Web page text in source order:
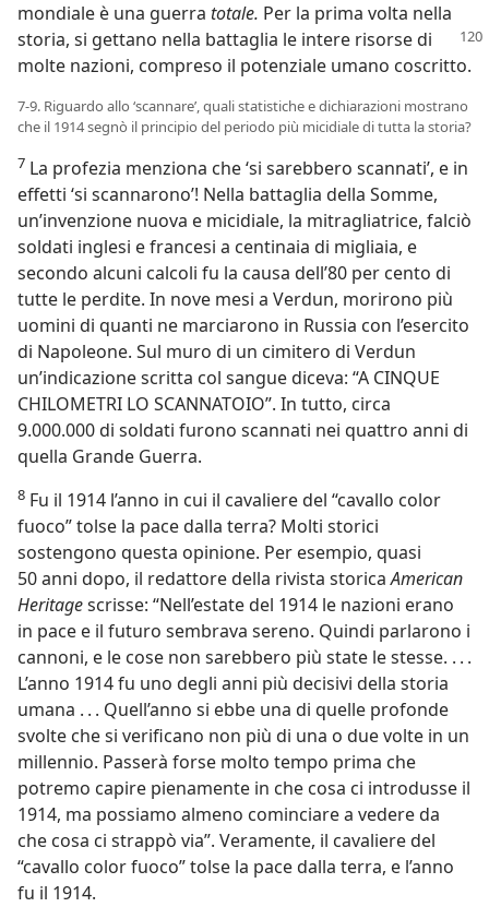
mondiale è una guerra totale. Per la prima volta nella
storia, si gettano nella battaglia le intere risorse di
molte nazioni, compreso il potenziale umano coscritto.
7-9. Riguardo allo ‘scannare’, quali statistiche e dichiarazioni mostrano
che il 1914 segnò il principio del periodo più micidiale di tutta la storia?
7 La profezia menziona che ‘si sarebbero scannati’, e in
effetti ‘si scannarono’! Nella battaglia della Somme,
un’invenzione nuova e micidiale, la mitragliatrice, falciò
soldati inglesi e francesi a centinaia di migliaia, e
secondo alcuni calcoli fu la causa dell’80 per cento di
tutte le perdite. In nove mesi a Verdun, morirono più
uomini di quanti ne marciarono in Russia con l’esercito
di Napoleone. Sul muro di un cimitero di Verdun
un’indicazione scritta col sangue diceva: “A CINQUE
CHILOMETRI LO SCANNATOIO”. In tutto, circa
9.000.000 di soldati furono scannati nei quattro anni di
quella Grande Guerra.
8 Fu il 1914 l’anno in cui il cavaliere del “cavallo color
fuoco” tolse la pace dalla terra? Molti storici
sostengono questa opinione. Per esempio, quasi
50 anni dopo, il redattore della rivista storicaAmerican
Heritagescrisse: “Nell’estate del 1914 le nazioni erano
in pace e il futuro sembrava sereno. Quindi parlarono i
cannoni, e le cose non sarebbero più state le stesse. . . .
L’anno 1914 fu uno degli anni più decisivi della storia
umana . . . Quell’anno si ebbe una di quelle profonde
svolte che si verificano non più di una o due volte in un
millennio. Passerà forse molto tempo prima che
potremo capire pienamente in che cosa ci introdusse il
1914, ma possiamo almeno cominciare a vedere da
che cosa ci strappò via”. Veramente, il cavaliere del
“cavallo color fuoco” tolse la pace dalla terra, e l’anno
fu il 1914.